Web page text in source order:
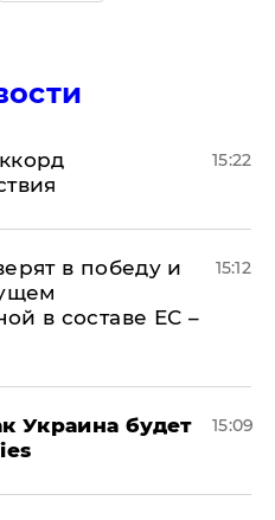
15:22
в победу и
в составе ЕС –
15:12
Украина будет
15:09